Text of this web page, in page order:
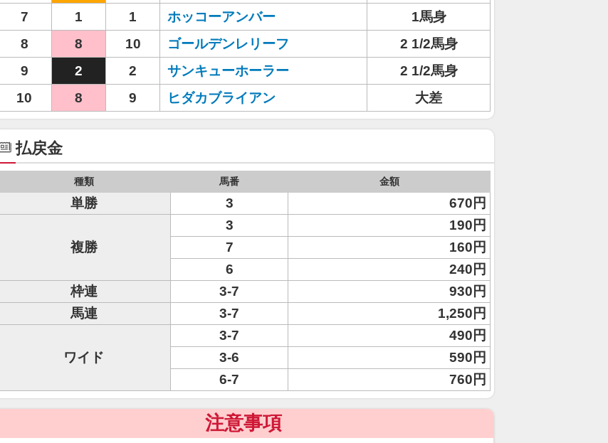
7
1 1 ホッコーアンバー
1馬身
8
8 10 ゴールデンレリーフ
2 1/2馬身
9
2 2 サンキューホーラー
2 1/2馬身
10
8 9 ヒダカブライアン 大差
払戻金
種類 馬番 金額
単勝 3 670円
複勝
3
190円
7
160円
6
240円
枠連
3-7
930円
馬連
3-7 1,250円
ワイド
3-7
490円
3-6
590円
6-7
760円
注意事項